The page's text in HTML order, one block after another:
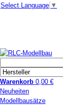
Select Language ▼
Warenkorb 0,00 €
Neuheiten
Modellbausätze